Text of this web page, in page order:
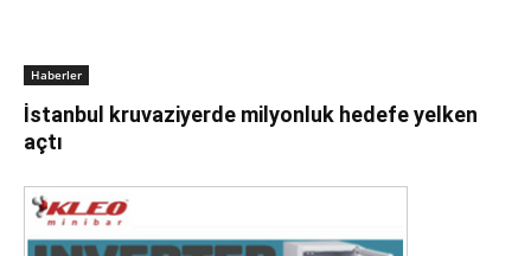
Haberler
İstanbul kruvaziyerde milyonluk hedefe yelken
açtı